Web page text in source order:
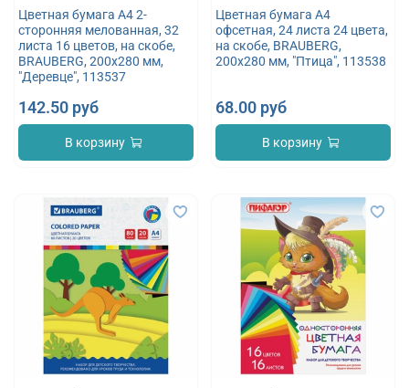
Цветная бумага А4 2-
сторонняя мелованная, 32
листа 16 цветов, на скобе,
BRAUBERG, 200х280 мм,
"Деревце", 113537
142.50 руб
В корзину
Цветная бумага А4
офсетная, 24 листа 24 цвета,
на скобе, BRAUBERG,
200х280 мм, "Птица", 113538
68.00 руб
В корзину